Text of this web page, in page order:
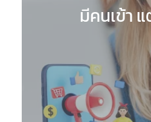
มีคนเข้า